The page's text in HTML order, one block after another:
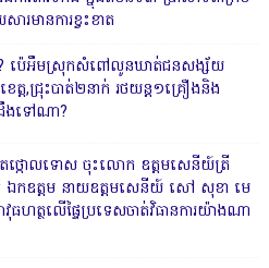
រមានការខ្វះខាត
ប៉េអឹមស្រុកសំពៅលូនឃាត់ជនសង្ស័យ
ត្ត,ជ្រុះបាត់២នាក់ រថយន្ត១គ្រឿងនិង
ងទៅណា?
ខិតថ្កោលទោស ចុះលោក ឧត្តមសេនីយ៍ត្រី
ឯកឧត្តម នាយឧត្តមសេនីយ៍ សៅ សុខា មេ
ាវុធហត្ថលើផ្ទៃប្រទេសចាត់វិធានការយ៉ាងណា